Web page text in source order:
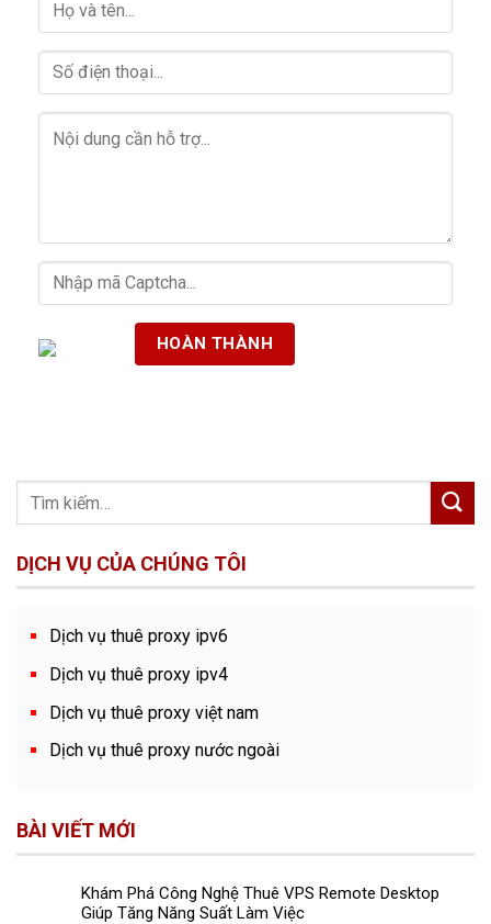
DỊCH VỤ CỦA CHÚNG TÔI
Dịch vụ thuê proxy ipv6
Dịch vụ thuê proxy ipv4
Dịch vụ thuê proxy việt nam
Dịch vụ thuê proxy nước ngoài
BÀI VIẾT MỚI
Khám Phá Công Nghệ Thuê VPS Remote Desktop
Giúp Tăng Năng Suất Làm Việc